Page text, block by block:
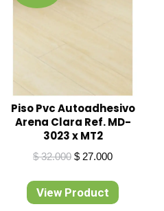
Piso Pvc Autoadhesivo
Arena Clara Ref. MD-
3023 x MT2
$32.000 El
original
era:
$ 27.000El
actual
es:
View Product